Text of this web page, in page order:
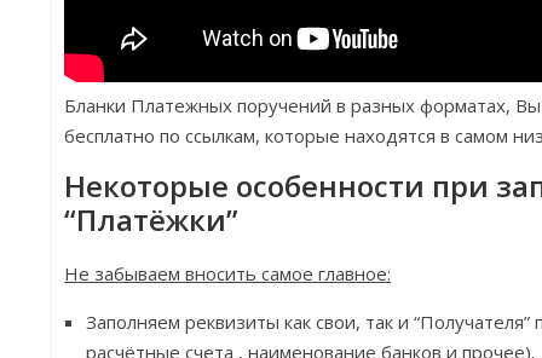
Бланки Платежных поручений в разных форматах,
бесплатно по ссылкам, которые находятся в самом
Некоторые особенности при
“Платёжки”
Не забываем вносить самое главное:
Заполняем реквизиты как свои, так и
расчётные счета , наименование банков и прочее).